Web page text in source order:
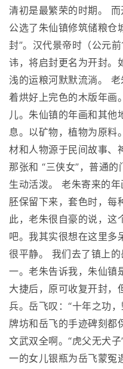
清初是最繁荣的时期。
公选了朱仙镇修筑储粮仓
封”。汉代景帝时（公元
讳，将启封更名为开封。
浅的运粮河默默流淌。
着烘好上完色的木版年画
儿。朱仙镇的年画和其他
息。以矿物，植物为原料
材和人物源于民间故事、
那张和 “三侠女”，普通
生动活泼。 老朱寄来的
胚保留下来，套色时，每
此，老朱很自豪的说，这
吧。我其实很想在这里多
很平静。 我们去了镇上
一。老朱告诉我，朱仙镇
大捷后，原可收复开封，
兵。岳飞叹：“十年之功
牌坊和岳飞的手迹碑刻都
文武双全啊。“虎父无犬
一的女儿银瓶为岳飞蒙冤